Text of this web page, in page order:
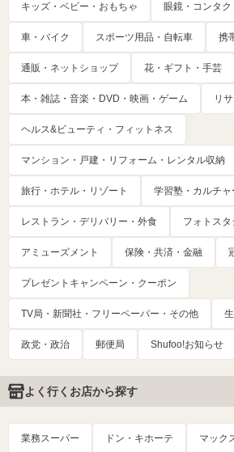
キッズ・ベビー・おもちゃ 眼鏡・コンタ
車・バイク スポーツ用品・自転車 携
通販・ネットショップ 花・ギフト・手芸
本・雑誌・音楽・DVD・映画・ゲーム リ
ヘルス&ビューティ・フィットネス
マンション・戸建・リフォーム・レンタル収納
旅行・ホテル・リゾート 学習塾・カルチ
レストラン・デリバリー・外食 フォトス
アミューズメント 保険・共済・金融
プレゼントキャンペーン・クーポン
TV局・新聞社・フリーペーパー・その他
政党・政治 郵便局 Shufoo!お知らせ
よく行くお店から探す
業務スーパー ドン・キホーテ マック